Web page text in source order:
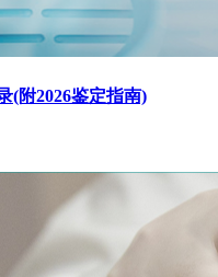
(附2026鉴定指南)